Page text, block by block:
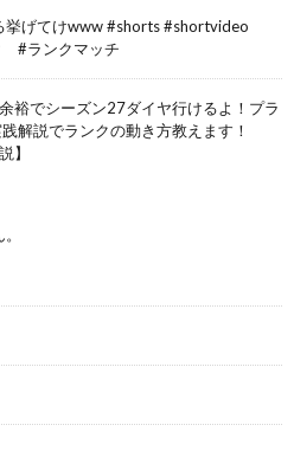
挙げてけwww #shorts #shortvideo
#ランクマッチ
裕でシーズン27ダイヤ行けるよ！プラ
解説でランクの動き方教えます！
】